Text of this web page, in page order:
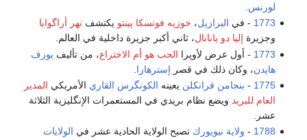
لورنس
1773 - في البرازيل، خوزيه فونسكا پينتو يكتشف نهر أراگوايا
وجزيرة إليا دو بانانال، ثاني أكبر جزيرة داخلية في العالم.
1773 - أول عرض لأوپرا الحب هو أم الاختراع، من تأليف يوزف
هايدن، وكان ذلك في قصر إسترهازا
1775
- بنجامن فرانكلن يعينه الكونگرس القاري الأمريكي المدير
العام للبريد ويضع نظام بريدي في المستعمرات الإنگليزية الثلاثة
عشر.
1788
- ولاية نيويورك تصبح الولاية الحادية عشر في الولايات